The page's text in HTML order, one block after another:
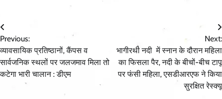
Post
navigation
Previous:
व्यावसायिक प्रतिष्ठानों, कैंपस व
सार्वजनिक स्थलों पर जलजमाव मिला तो
कटेगा भारी चालान : डीएम
Next:
भागीरथी नदी में स्नान के दौरान महिला
का फिसला पैर, नदी के बीचों-बीच टापू
पर फंसी महिला, एसडीआरएफ ने किया
सुरक्षित रेस्क्यू